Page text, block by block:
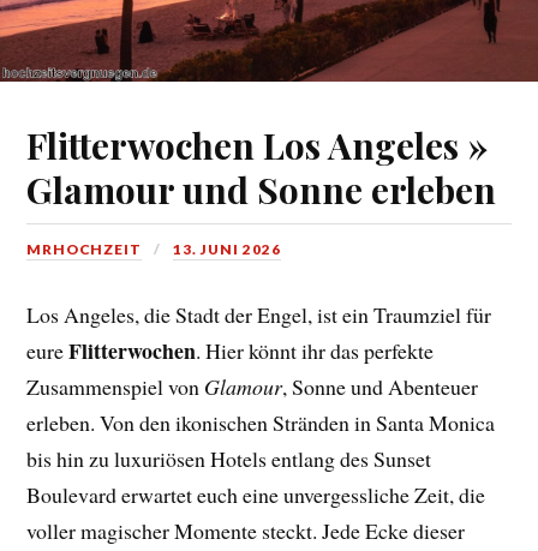
Flitterwochen Los Angeles »
Glamour und Sonne erleben
MRHOCHZEIT 13. JUNI 2026
Los Angeles, die Stadt der Engel, ist ein Traumziel für
eureFlitterwochen. Hier könnt ihr das perfekte
Zusammenspiel von Glamour, Sonne und Abenteuer
erleben. Von den ikonischen Stränden in Santa Monica
bis hin zu luxuriösen Hotels entlang des Sunset
Boulevard erwartet euch eine unvergessliche Zeit, die
voller magischer Momente steckt. Jede Ecke dieser